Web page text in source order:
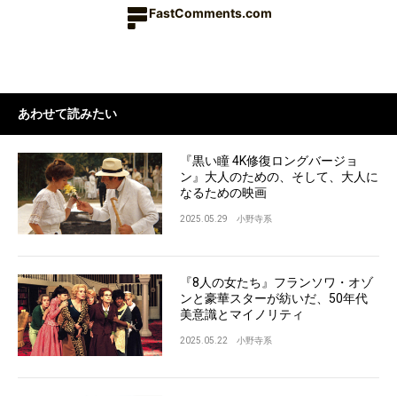
FastComments.com
あわせて読みたい
『黒い瞳 4K修復ロングバージョ
ン』大人のための、そして、大人に
なるための映画
2025.05.29 小野寺系
『8人の女たち』フランソワ・オゾ
ンと豪華スターが紡いだ、50年代
美意識とマイノリティ
2025.05.22 小野寺系